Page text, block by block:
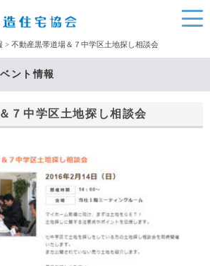
> 不動産黒帯道場＆７中学区土地探し相談会
ント情報
７中学区土地探し相談会